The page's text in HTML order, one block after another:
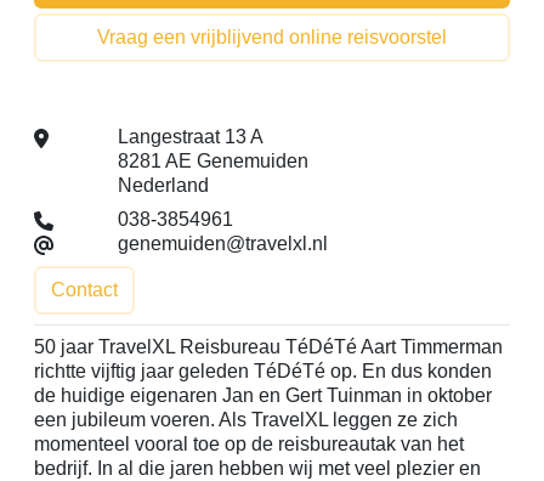
Vraag een vrijblijvend online reisvoorstel
Langestraat 13 A
8281 AE Genemuiden
Nederland
038-3854961
genemuiden@travelxl.nl
Contact
50 jaar TravelXL Reisbureau TéDéTé Aart Timmerman
richtte vijftig jaar geleden TéDéTé op. En dus konden
de huidige eigenaren Jan en Gert Tuinman in oktober
een jubileum voeren. Als TravelXL leggen ze zich
momenteel vooral toe op de reisbureautak van het
bedrijf. In al die jaren hebben wij met veel plezier en